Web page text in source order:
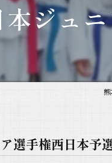
阿蘇支部
八代支部
菊陽光の森支部
ジュ
選手権西日本予